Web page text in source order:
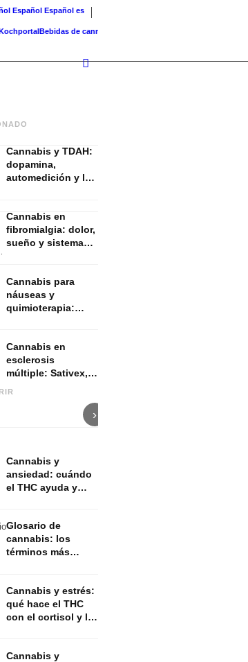
Español Español es
Bebidas de cannabis: batidos, té, leche dorada...
Cannabis y TDAH:
dopamina,
automedición y lo
Cannabis en
fibromialgia: dolor,
sueño y sistema
Cannabis para
náuseas y
quimioterapia:
Cannabis en
esclerosis
múltiple: Sativex,
y epilepsia: CBD,
y el estado actual
›
Cannabis y
ansiedad: cuándo
el THC ayuda y
Glosario de
cannabis: los
términos más
forma sencilla
Cannabis y estrés:
qué hace el THC
con el cortisol y la
Cannabis y